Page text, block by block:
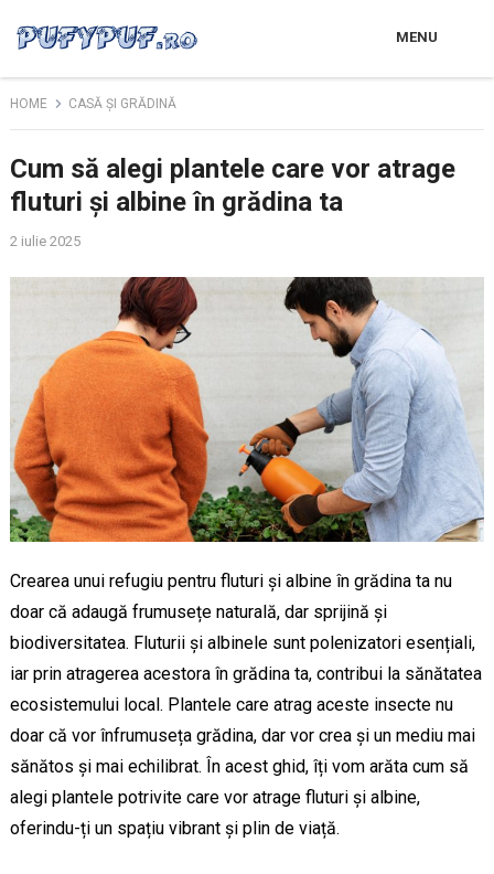
MENU
HOME CASĂ ȘI GRĂDINĂ
Cum să alegi plantele care vor atrage
fluturi și albine în grădina ta
2 iulie 2025
Crearea unui refugiu pentru fluturi și albine în grădina ta nu
doar că adaugă frumusețe naturală, dar sprijină și
biodiversitatea. Fluturii și albinele sunt polenizatori esențiali,
iar prin atragerea acestora în grădina ta, contribui la sănătatea
ecosistemului local. Plantele care atrag aceste insecte nu
doar că vor înfrumuseța grădina, dar vor crea și un mediu mai
sănătos și mai echilibrat. În acest ghid, îți vom arăta cum să
alegi plantele potrivite care vor atrage fluturi și albine,
oferindu-ți un spațiu vibrant și plin de viață.